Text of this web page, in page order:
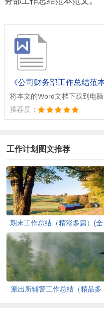
《公司财务部工作总结范
将本文的Word文档下载到电
推荐度：
工作计划图文推荐
期末工作总结（精彩多篇）(全
文共5521字)
派出所辅警工作总结（精品多